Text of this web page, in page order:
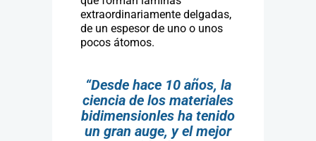
extraordinariamente delgadas,
de un espesor de uno o unos
pocos átomos.
“Desde hace 10 años, la
ciencia de los materiales
bidimensionles ha tenido
un gran auge, y el mejor